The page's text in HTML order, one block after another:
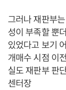
그러나 재판부
성이 부족할 뿐
있었다고 보기
개매수 시점 이
실도 재판부 판
센터장